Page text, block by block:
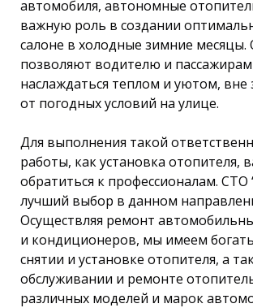
автомобиля, автономные
важную роль в создании
салоне в холодные зимние месяцы.
позволяют водителю и пассажирам
наслаждаться теплом и уютом, вне
от погодных условий на улице.
Для выполнения такой
работы, как установка отопителя,
обратиться к профессионалам. СТО
лучший выбор в данном
Осуществляя ремонт
и кондиционеров, мы имеем
снятии и установке отопителя, а
обслуживании и ремонте
различных моделей и марок